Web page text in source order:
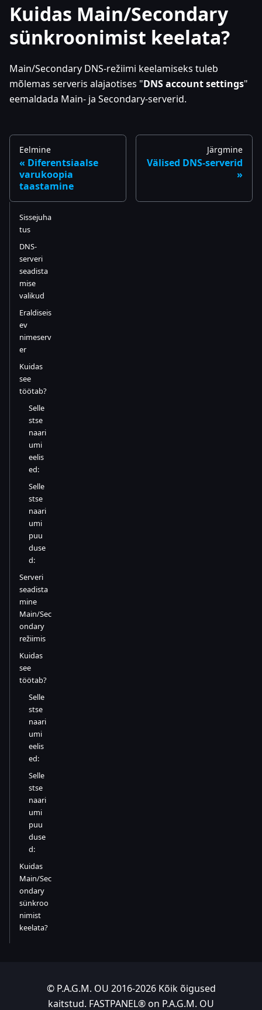
Kuidas Main/Secondary
sünkroonimist keelata?
Main/Secondary DNS-režiimi keelamiseks tuleb
mõlemas serveris alajaotises "DNS account settings"
eemaldada Main- ja Secondary-serverid.
Eelmine
Diferentsiaalse
varukoopia
taastamine
Järgmine
Välised DNS-serverid
Sissejuha
tus
DNS-
serveri
seadista
mise
valikud
Eraldiseis
ev
nimeserv
er
Kuidas
see
töötab?
Selle
stse
naari
umi
eelis
ed:
Selle
stse
naari
umi
puu
duse
d:
Serveri
seadista
mine
Main/Sec
ondary
režiimis
Kuidas
see
töötab?
Selle
stse
naari
umi
eelis
ed:
Selle
stse
naari
umi
puu
duse
d:
Kuidas
Main/Sec
ondary
sünkroo
nimist
keelata?
© P.A.G.M. OU 2016-2026 Kõik õigused
kaitstud. FASTPANEL® on P.A.G.M. OU